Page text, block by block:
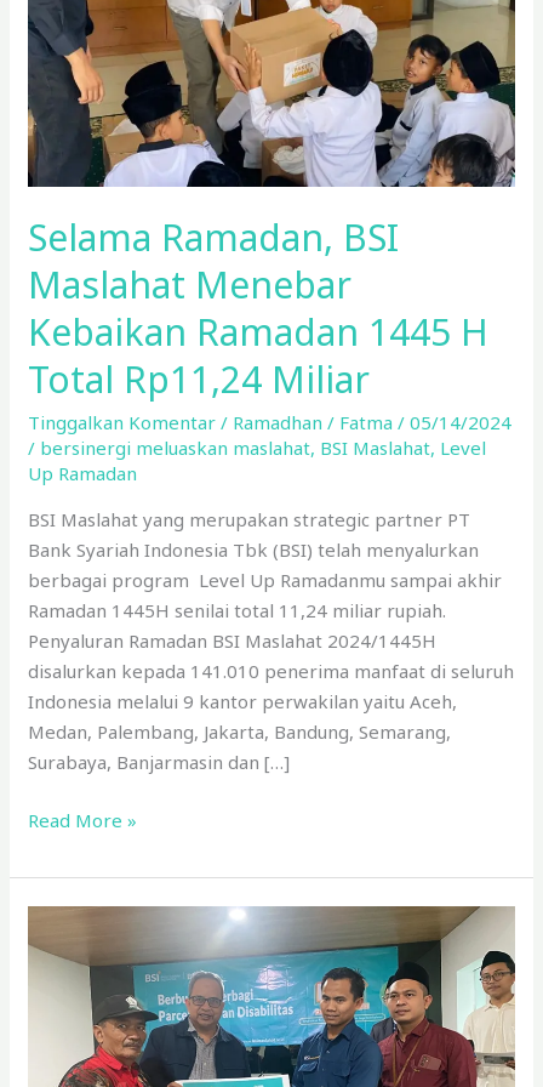
Selama Ramadan, BSI
Maslahat Menebar
Kebaikan Ramadan 1445 H
Total Rp11,24 Miliar
Tinggalkan Komentar / Ramadhan / Fatma/05/14/2024
/ bersinergi meluaskan maslahat, BSI Maslahat, Level
Up Ramadan
BSI Maslahat yang merupakan strategic partner PT
Bank Syariah Indonesia Tbk (BSI) telah menyalurkan
berbagai program Level Up Ramadanmu sampai akhir
Ramadan 1445H senilai total 11,24 miliar rupiah.
Penyaluran Ramadan BSI Maslahat 2024/1445H
disalurkan kepada 141.010 penerima manfaat di seluruh
Indonesia melalui 9 kantor perwakilan yaitu Aceh,
Medan, Palembang, Jakarta, Bandung, Semarang,
Surabaya, Banjarmasin dan […]
Ramadan
1445
Total
Rp11,24
Miliar
Read More »
Maslahat
Berbagi
Kebahagiaan